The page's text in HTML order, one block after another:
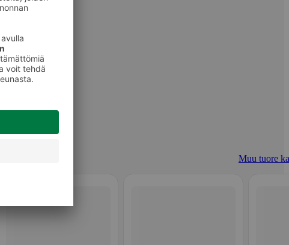
Muu tuore